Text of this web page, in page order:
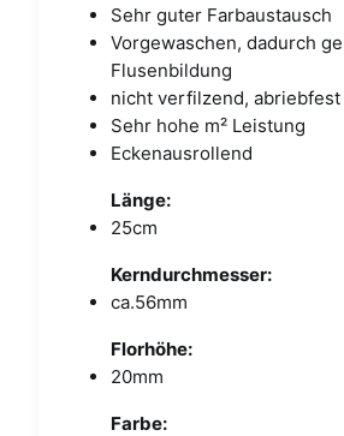
Sehr guter Farbaustausch
Vorgewaschen, dadurch
Flusenbildung
nicht verfilzend, abriebfest
Sehr hohe m² Leistung
Eckenausrollend
Länge:
25cm
Kerndurchmesser:
ca.56mm
Florhöhe:
20mm
Farbe: